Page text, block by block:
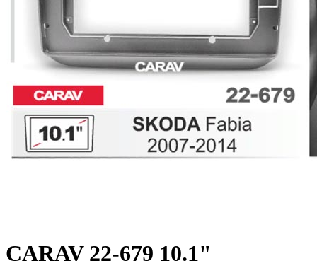
CARAV 22-679 10.1"